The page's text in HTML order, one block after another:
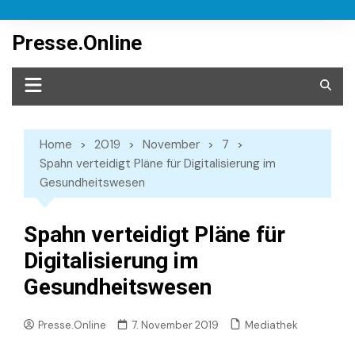
content
Presse.Online
Home 2019 November
7
Spahn verteidigt Pläne für Digitalisierung im
Gesundheitswesen
Spahn verteidigt Pläne für
Digitalisierung im
Gesundheitswesen
Presse.Online 7. November 2019 Mediathek